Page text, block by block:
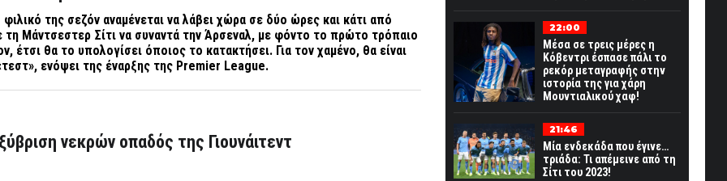
της σεζόν αναμένεται να λάβει χώρα σε δύο ώρες και κάτι από
τη Μάντσεστερ Σίτι να συναντά την Άρσεναλ, με φόντο το πρώτο τρόπαιο
έτσι θα το υπολογίσει όποιος το κατακτήσει. Για τον χαμένο, θα είναι
ενόψει της έναρξης της Premier League.
νεκρών οπαδός της Γιουνάιτεντ
22:00
Μέσα σε τρεις μέρες η
Κόβεντρι έσπασε πάλι το
ρεκόρ μεταγραφής στην
ιστορία της για χάρη
Μουντιαλικού χαφ!
21:46
Μία ενδεκάδα που έγινε…
τριάδα: Τι απέμεινε από τη
Σίτι του 2023!